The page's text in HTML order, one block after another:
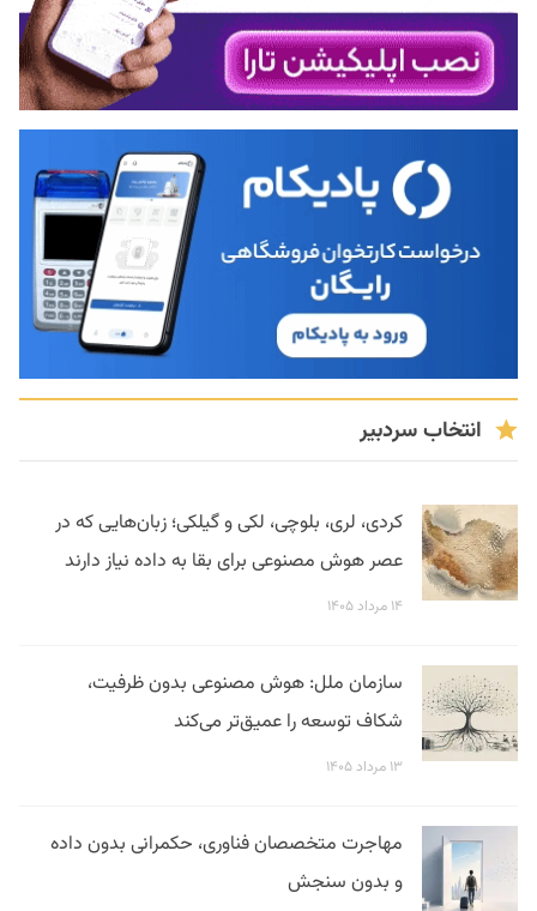
انتخاب سردبیر
کردی، لری، بلوچی، لکی و گیلکی؛ زبان‌هایی که در
عصر هوش مصنوعی برای بقا به داده نیاز دارند
۱۴ مرداد ۱۴۰۵
سازمان ملل: هوش مصنوعی بدون ظرفیت،
شکاف توسعه را عمیق‌تر می‌کند
۱۳ مرداد ۱۴۰۵
مهاجرت متخصصان فناوری، حکمرانی بدون داده
و بدون سنجش